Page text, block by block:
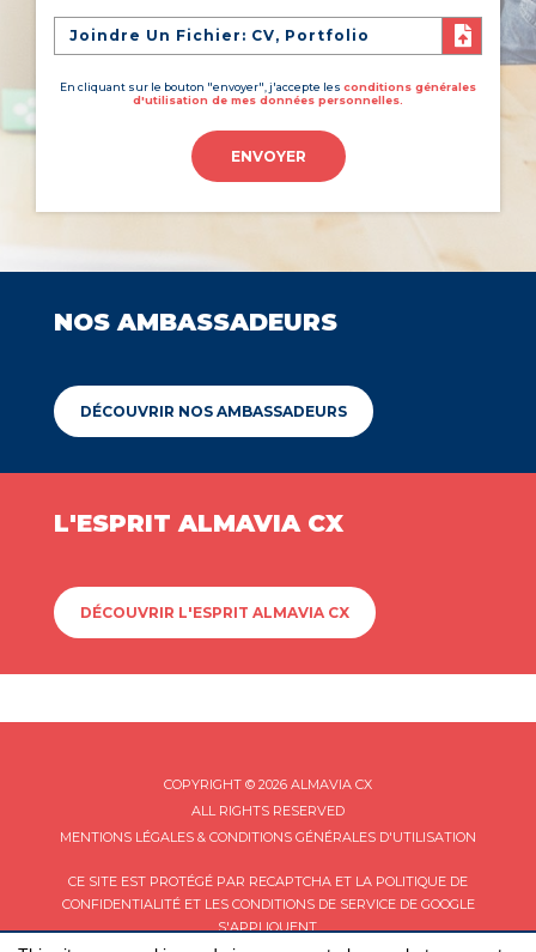
Joindre Un Fichier: CV, Portfolio
En cliquant sur le bouton "envoyer", j'accepte les conditions générales
d'utilisation de mes données personnelles.
ENVOYER
NOS AMBASSADEURS
DÉCOUVRIR NOS AMBASSADEURS
L'ESPRIT ALMAVIA CX
DÉCOUVRIR L'ESPRIT ALMAVIA CX
COPYRIGHT © 2026 ALMAVIA CX
ALL RIGHTS RESERVED
MENTIONS LÉGALES & CONDITIONS GÉNÉRALES D'UTILISATION
CE SITE EST PROTÉGÉ PAR RECAPTCHA ET LA POLITIQUE DE
CONFIDENTIALITÉET LES CONDITIONS DE SERVICEDE GOOGLE
S'APPLIQUENT.